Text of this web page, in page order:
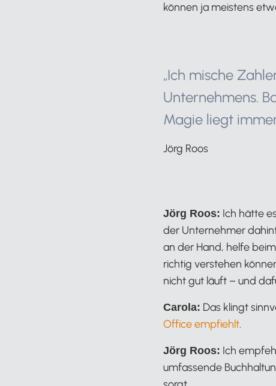
können ja meistens
„Ich mische
Unternehmens.
Magie liegt
Jörg Roos
Jörg Roos: Ich hätte
der Unternehmer
an der Hand, helfe
richtig verstehen
nicht gut läuft – und
Carola: Das klingt
Office empfiehlt.
Jörg Roos: Ich
umfassende